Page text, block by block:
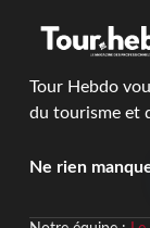
Tour Hebdo
du tourisme et
Ne rien